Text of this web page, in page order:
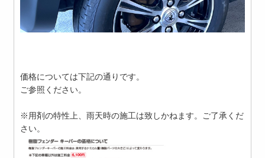
価格については下記の通りです。
ご参照ください。
※用剤の特性上、雨天時の施工は致しかねます。ご了承くだ
さい。